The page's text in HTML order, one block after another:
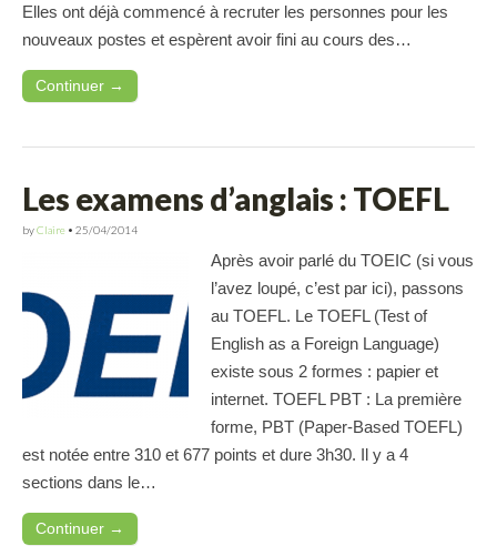
Elles ont déjà commencé à recruter les personnes pour les
nouveaux postes et espèrent avoir fini au cours des…
Continuer →
Les examens d’anglais : TOEFL
byClaire • 25/04/2014
Après avoir parlé du TOEIC (si vous
l’avez loupé, c’est par ici), passons
au TOEFL. Le TOEFL (Test of
English as a Foreign Language)
existe sous 2 formes : papier et
internet. TOEFL PBT : La première
forme, PBT (Paper-Based TOEFL)
est notée entre 310 et 677 points et dure 3h30. Il y a 4
sections dans le…
Continuer →